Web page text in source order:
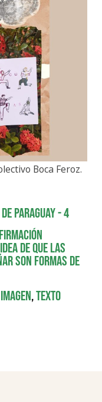
Boca Feroz.
Paraguay - 4
de que las
son formas de
Imagen,Texto